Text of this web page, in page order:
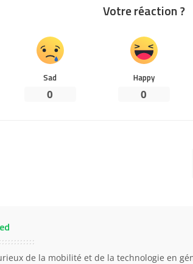
Votre réaction ?
Sad
0
Happy
0
de la mobilité et de la technologie en